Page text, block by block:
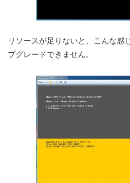
リソースが足りないと、こんな感
プグレードできません。